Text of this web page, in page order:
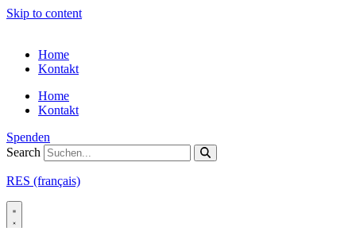
Skip to content
Home
Kontakt
Home
Kontakt
Spenden
Search
RES (français)